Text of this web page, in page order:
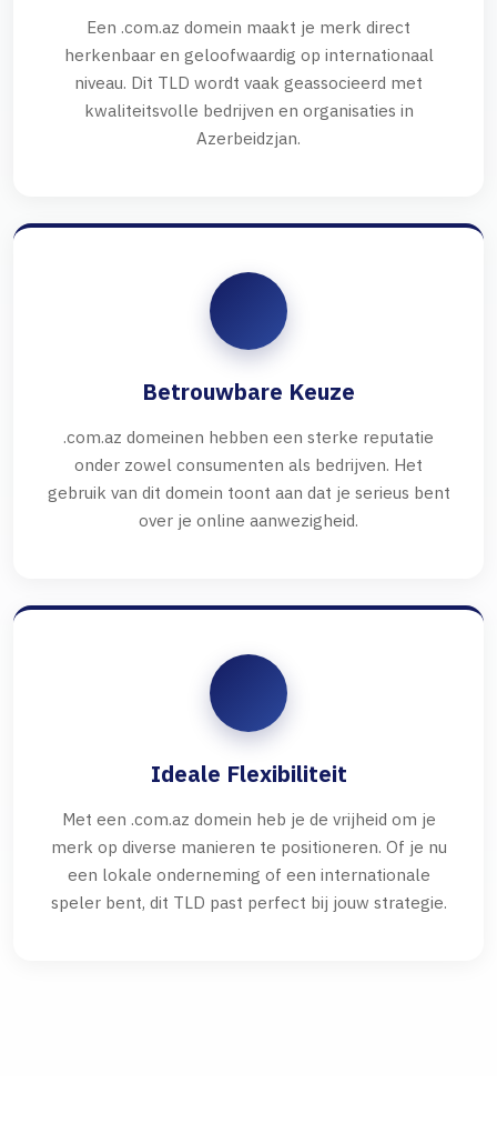
Een .com.az domein maakt je merk direct
herkenbaar en geloofwaardig op internationaal
niveau. Dit TLD wordt vaak geassocieerd met
kwaliteitsvolle bedrijven en organisaties in
Azerbeidzjan.
Betrouwbare Keuze
.com.az domeinen hebben een sterke reputatie
onder zowel consumenten als bedrijven. Het
gebruik van dit domein toont aan dat je serieus bent
over je online aanwezigheid.
Ideale Flexibiliteit
Met een .com.az domein heb je de vrijheid om je
merk op diverse manieren te positioneren. Of je nu
een lokale onderneming of een internationale
speler bent, dit TLD past perfect bij jouw strategie.